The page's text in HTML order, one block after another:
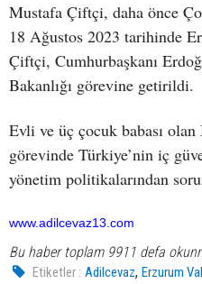
Mustafa Çiftçi, daha önce
18 Ağustos 2023 tarihinde
Çiftçi, Cumhurbaşkanı
Bakanlığı görevine getirildi.
Evli ve üç çocuk babası
görevinde Türkiye’nin iç
yönetim politikalarından
www.adilcevaz13.com
Bu haber toplam 9911 defa
Etiketler : Adilcevaz,Erzurum